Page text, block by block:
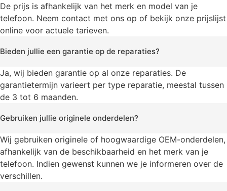
De prijs is afhankelijk van het merk en model van je
telefoon. Neem contact met ons op of bekijk onze prijslijst
online voor actuele tarieven.
Bieden jullie een garantie op de reparaties?
Ja, wij bieden garantie op al onze reparaties. De
garantietermijn varieert per type reparatie, meestal tussen
de 3 tot 6 maanden.
Gebruiken jullie originele onderdelen?
Wij gebruiken originele of hoogwaardige OEM-onderdelen,
afhankelijk van de beschikbaarheid en het merk van je
telefoon. Indien gewenst kunnen we je informeren over de
verschillen.